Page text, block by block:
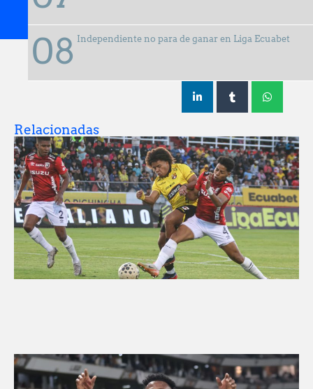
Independiente no para de ganar en Liga Ecuabet
Relacionadas